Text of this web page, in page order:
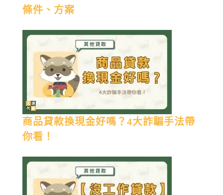
條件、方案
商品貸款換現金好嗎？4大詐騙手法帶
你看！